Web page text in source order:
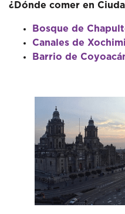
¿Dónde comer en
Bosque de
Canales de
Barrio de